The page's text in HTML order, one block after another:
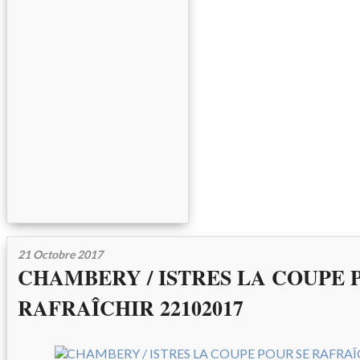
21 Octobre 2017
CHAMBERY / ISTRES LA COUPE
RAFRAÎCHIR 22102017